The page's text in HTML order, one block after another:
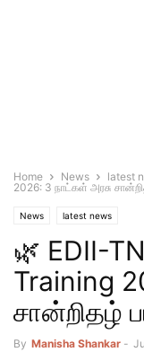
Home News latest
2026: 3 நாட்கள் அரசு
News latest news
🌿 EDII-
Training
சான்றிதழ்
By Manisha Shankar -